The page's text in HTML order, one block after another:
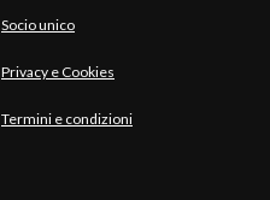
Socio unico
Privacy e Cookies
Termini e condizioni